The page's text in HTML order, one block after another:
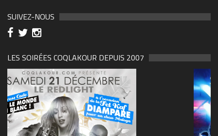
SUIVEZ-NOUS
LES SOIRÉES COQLAKOUR DEPUIS 2007